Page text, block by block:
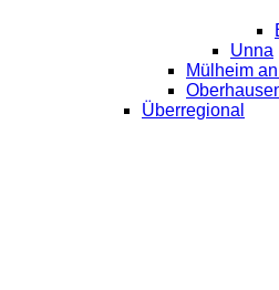
Unna
Mülheim
Überregional